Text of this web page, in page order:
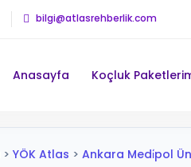
bilgi@atlasrehberlik.com
Anasayfa Koçluk
> YÖK Atlas > Ankara Medi̇pol